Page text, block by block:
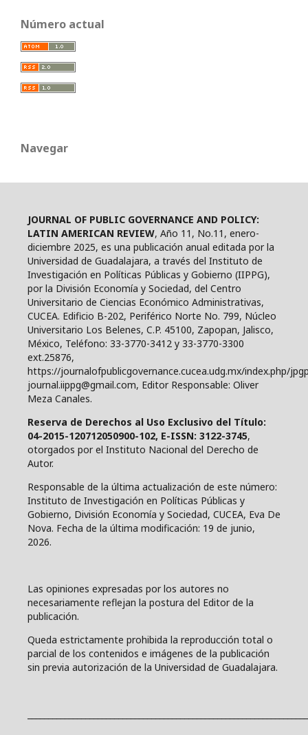
Número actual
Navegar
JOURNAL OF PUBLIC GOVERNANCE AND POLICY:
LATIN AMERICAN REVIEW, Año 11, No.11, enero-
diciembre 2025, es una publicación anual editada por la
Universidad de Guadalajara, a través del Instituto de
Investigación en Políticas Públicas y Gobierno (IIPPG),
por la División Economía y Sociedad, del Centro
Universitario de Ciencias Económico Administrativas,
CUCEA. Edificio B-202, Periférico Norte No. 799, Núcleo
Universitario Los Belenes, C.P. 45100, Zapopan, Jalisco,
México, Teléfono: 33-3770-3412 y 33-3770-3300
ext.25876,
https://journalofpublicgovernance.cucea.udg.mx/index.php/
journal.iippg@gmail.com, Editor Responsable: Oliver
Meza Canales.
Reserva de Derechos al Uso Exclusivo del Título:
04-2015-120712050900-102, E-ISSN: 3122-3745,
otorgados por el Instituto Nacional del Derecho de
Autor.
Responsable de la última actualización de este número:
Instituto de Investigación en Políticas Públicas y
Gobierno, División Economía y Sociedad, CUCEA, Eva De
Nova. Fecha de la última modificación: 19 de junio,
2026.
Las opiniones expresadas por los autores no
necesariamente reflejan la postura del Editor de la
publicación.
Queda estrictamente prohibida la reproducción total o
parcial de los contenidos e imágenes de la publicación
sin previa autorización de la Universidad de Guadalajara.